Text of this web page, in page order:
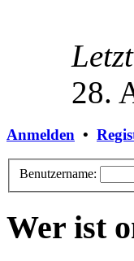
28.
Anmelden •
Benutzername:
Wer ist